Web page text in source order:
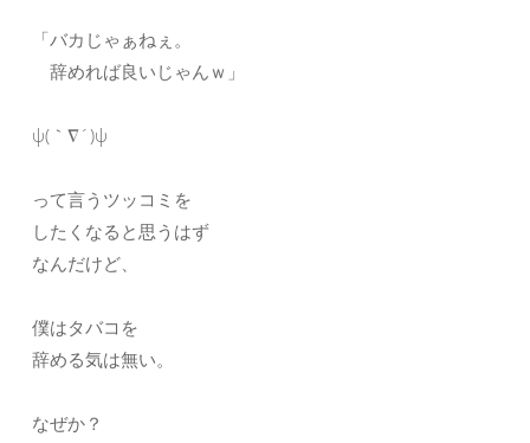
「バカじゃぁねぇ。
辞めれば良いじゃんｗ」
ψ(｀∇´)ψ
って言うツッコミを
したくなると思うはず
なんだけど、
僕はタバコを
辞める気は無い。
なぜか？